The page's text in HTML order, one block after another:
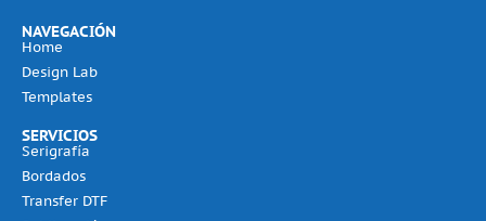
NAVEGACIÓN
Home
Design Lab
Templates
SERVICIOS
Serigrafía
Bordados
Transfer DTF